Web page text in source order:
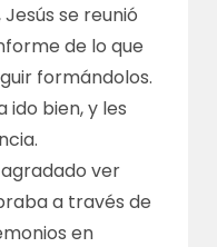
se reunió
de lo que
formándolos.
bien, y les
ver
a través de
en